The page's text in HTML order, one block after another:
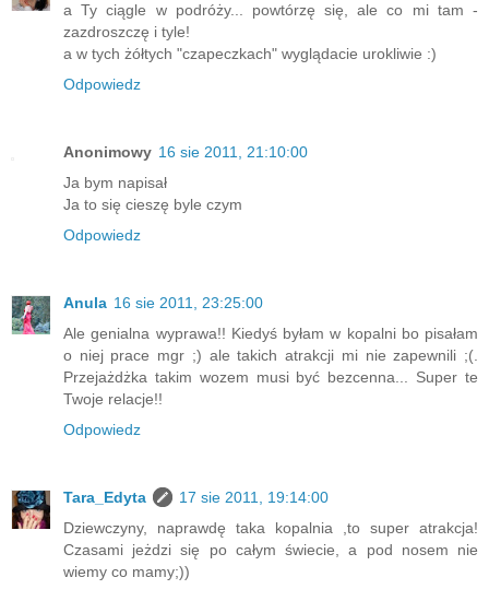
a Ty ciągle w podróży... powtórzę się, ale co mi tam -
zazdroszczę i tyle!
a w tych żółtych "czapeczkach" wyglądacie urokliwie :)
Odpowiedz
Anonimowy 16 sie 2011, 21:10:00
Ja bym napisał
Ja to się cieszę byle czym
Odpowiedz
Anula 16 sie 2011, 23:25:00
Ale genialna wyprawa!! Kiedyś byłam w kopalni bo pisałam
o niej prace mgr ;) ale takich atrakcji mi nie zapewnili ;(.
Przejażdżka takim wozem musi być bezcenna... Super te
Twoje relacje!!
Odpowiedz
Tara_Edyta
17 sie 2011, 19:14:00
Dziewczyny, naprawdę taka kopalnia ,to super atrakcja!
Czasami jeżdzi się po całym świecie, a pod nosem nie
wiemy co mamy;))